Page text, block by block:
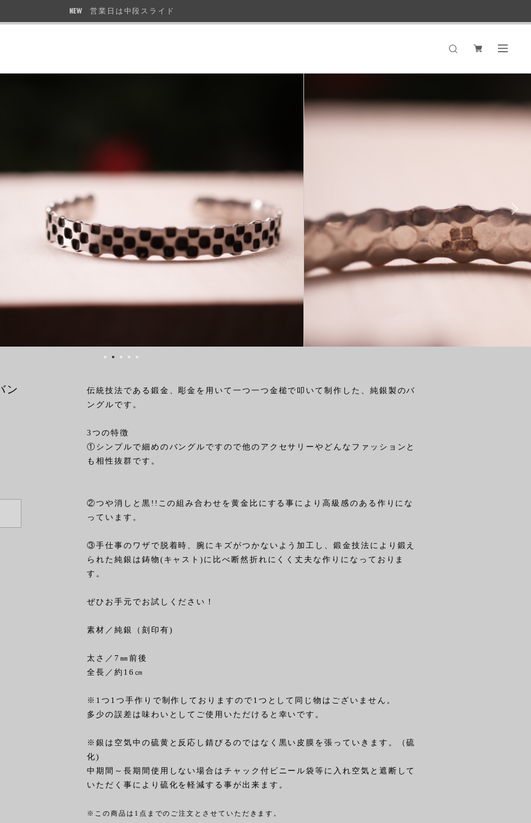
営業日は中段スライド
ン
伝統技法である鍛金、彫金を用いて一つ一つ金槌で叩いて制作した、純銀製のバ
ングルです。
3つの特徴
①シンプルで細めのバングルですので他のアクセサリーやどんなファッションと
も相性抜群です。
②つや消しと黒!!この組み合わせを黄金比にする事により高級感のある作りにな
っています。
③手仕事のワザで脱着時、腕にキズがつかないよう加工し、鍛金技法により鍛え
られた純銀は鋳物(キャスト)に比べ断然折れにくく丈夫な作りになっておりま
す。
ぜひお手元でお試しください！
素材／純銀（刻印有)
太さ／7㎜前後
全長／約16㎝
※1つ1つ手作りで制作しておりますので1つとして同じ物はございません。
多少の誤差は味わいとしてご使用いただけると幸いです。
※銀は空気中の硫黄と反応し錆びるのではなく黒い皮膜を張っていきます。（硫
化)
中期間～長期間使用しない場合はチャック付ビニール袋等に入れ空気と遮断して
いただく事により硫化を軽減する事が出来ます。
※この商品は1点までのご注文とさせていただきます。